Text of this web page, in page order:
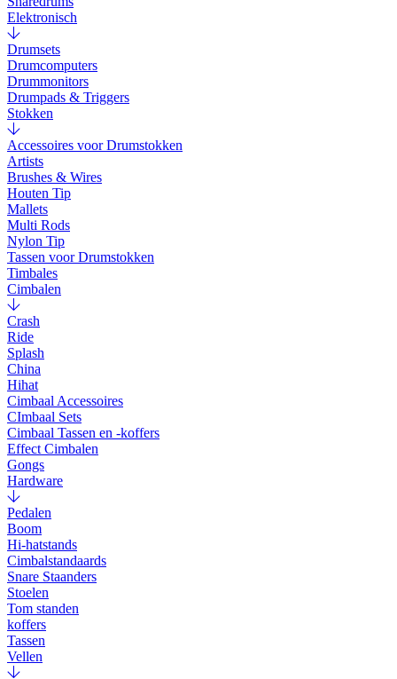
Elektronisch
Drumsets
Drumcomputers
Drummonitors
Drumpads & Triggers
Stokken
Accessoires voor Drumstokken
Artists
Brushes & Wires
Houten Tip
Mallets
Multi Rods
Nylon Tip
Tassen voor Drumstokken
Timbales
Cimbalen
Crash
Ride
Splash
China
Hihat
Cimbaal Accessoires
CImbaal Sets
Cimbaal Tassen en -koffers
Effect Cimbalen
Gongs
Hardware
Pedalen
Boom
Hi-hatstands
Cimbalstandaards
Snare Staanders
Stoelen
Tom standen
koffers
Tassen
Vellen